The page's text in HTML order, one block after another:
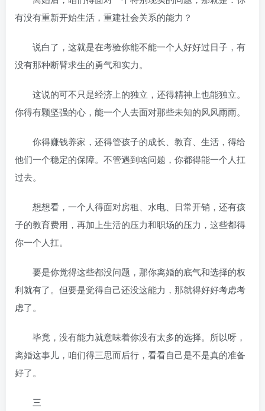
有没有重新开始生活，重建社会关系的能力？
说白了，这就是在考验你能不能一个人好好过日子，有
没有那种断臂求生的勇气和实力。
这说的可不只是经济上的独立，还得精神上也能独立。
你得有颗坚强的心，能一个人去面对那些未知的风风雨雨。
你得赚钱养家，还得管孩子的成长、教育、生活，得给
他们一个稳定的保障。不管遇到啥问题，你都得能一个人扛
过去。
想想看，一个人得面对房租、水电、日常开销，还有孩
子的教育费用，再加上生活的压力和职场的压力，这些都得
你一个人扛。
要是你觉得这些都没问题，那你离婚的底气和选择的权
利就有了。但要是觉得自己还没这能力，那就得好好考虑考
虑了。
毕竟，没有能力就意味着你没有太多的选择。所以呀，
离婚这事儿，咱们得三思而后行，看看自己是不是真的准备
好了。
三